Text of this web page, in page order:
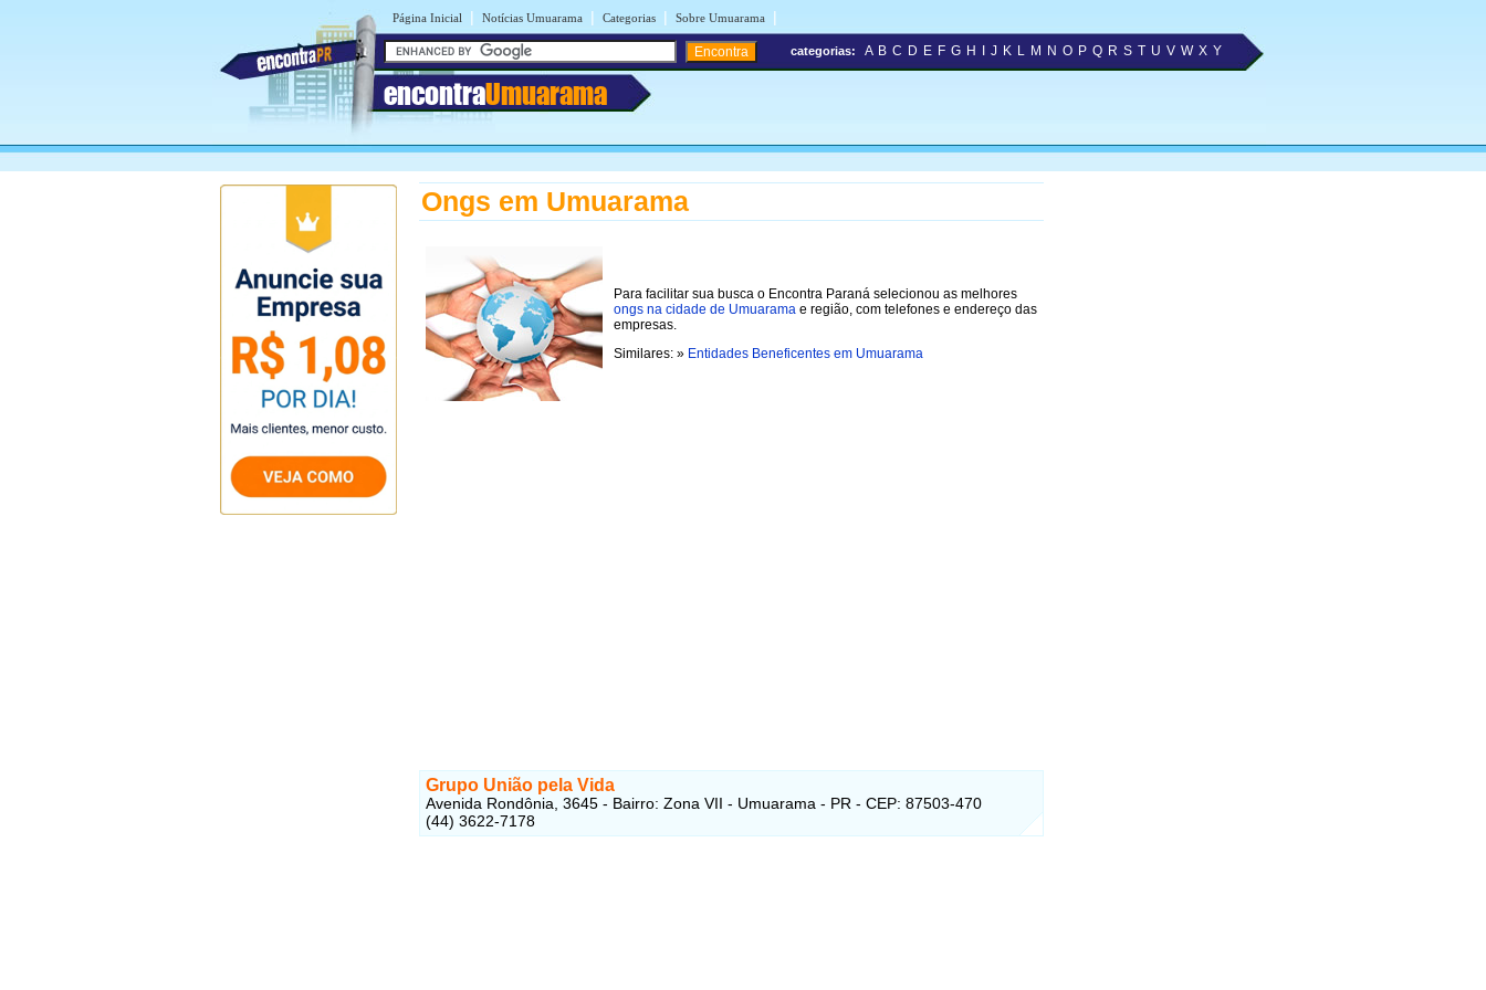
Página Inicial | Notícias Umuarama | Categorias | Sobre Umuarama |
encontraUmuarama
categorias: A B C D E F G H J K L M N O P Q R S T U V W X Y
Ongs em Umuarama
Para facilitar sua busca o Encontra Paraná selecionou as melhores
ongs na cidade de Umuarama e região, com telefones e endereço das
empresas.
Similares: » Entidades Beneficentes em Umuarama
Grupo União pela Vida
Avenida Rondônia, 3645 - Bairro: Zona VII - Umuarama - PR - CEP: 87503-470
(44) 3622-7178